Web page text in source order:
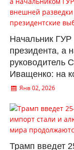
Начальник ГУР
президента, а
руководитель
Иващенко: на
Янв 02, 2026
Трамп введет